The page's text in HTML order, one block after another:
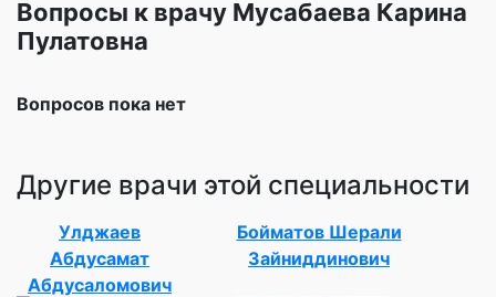
Вопросы к врачу Мусабаева Карина
Пулатовна
Вопросов пока нет
Другие врачи этой специальности
Улджаев
Абдусамат
Абдусаломович
Бойматов Шерали
Зайниддинович